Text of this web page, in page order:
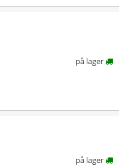
på lager
på lager